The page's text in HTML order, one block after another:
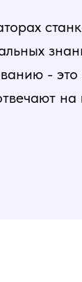
- это
процесс